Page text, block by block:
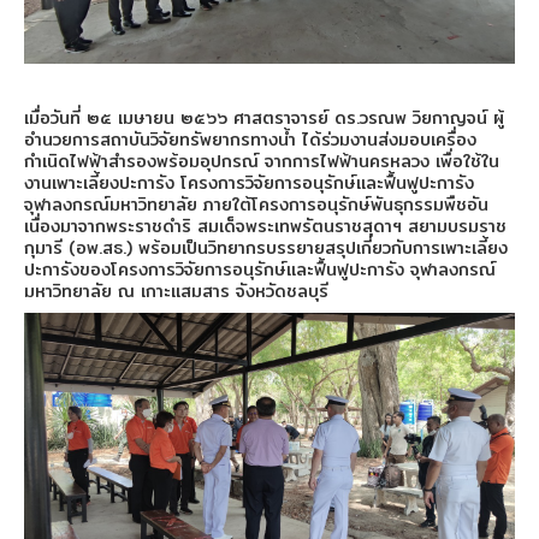
เมื่อวันที่ ๒๕ เมษายน ๒๕๖๖ ศาสตราจารย์ ดร.วรณพ วิยกาญจน์ ผู้
อำนวยการสถาบันวิจัยทรัพยากรทางน้ำ ได้ร่วมงานส่งมอบเครื่อง
กำเนิดไฟฟ้าสำรองพร้อมอุปกรณ์ จากการไฟฟ้านครหลวง เพื่อใช้ใน
งานเพาะเลี้ยงปะการัง โครงการวิจัยการอนุรักษ์และฟื้นฟูปะการัง
จุฬาลงกรณ์มหาวิทยาลัย ภายใต้โครงการอนุรักษ์พันธุกรรมพืชอัน
เนื่องมาจากพระราชดำริ สมเด็จพระเทพรัตนราชสุดาฯ สยามบรมราช
กุมารี (อพ.สธ.) พร้อมเป็นวิทยากรบรรยายสรุปเกี่ยวกับการเพาะเลี้ยง
ปะการังของโครงการวิจัยการอนุรักษ์และฟื้นฟูปะการัง จุฬาลงกรณ์
มหาวิทยาลัย ณ เกาะแสมสาร จังหวัดชลบุรี